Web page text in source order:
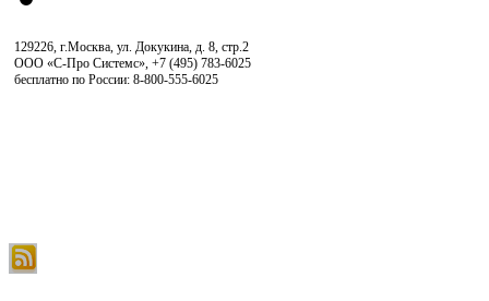
129226, г.Москва, ул. Докукина, д. 8, стр.2
ООО «С-Про Системс», +7 (495) 783-6025
бесплатно по России: 8-800-555-6025